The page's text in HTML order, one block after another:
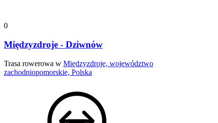
0
Międzyzdroje - Dziwnów
Trasa rowerowa w Międzyzdroje, województwo
zachodniopomorskie, Polska